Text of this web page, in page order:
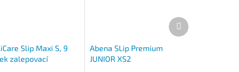
Slip Maxi S, 9
zalepovací
Abena SLip Premium
JUNIOR XS2
Další
produkt